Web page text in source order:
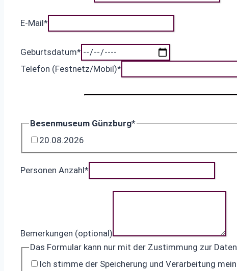
E-Mail*
Geburtsdatum*
Telefon (Festnetz/Mobil)*
Besenmuseum Günzburg*
20.08.2026
Personen Anzahl*
Bemerkungen (optional)
Das Formular kann nur mit der Zustimmung zur
Ich stimme der Speicherung und Verarbeitung